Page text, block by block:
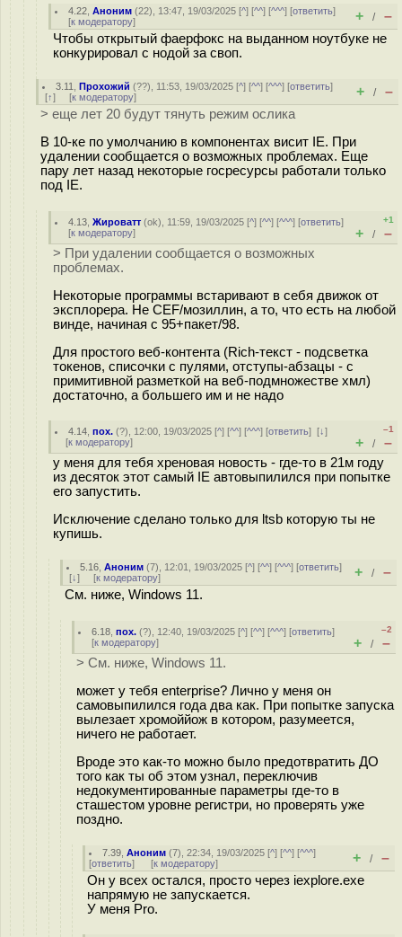
4.22 ,Аноним (22), 13:47, 19/03/2025 [^] [^^] [^^^] [ответить]
[к модератору] + / –
Чтобы открытый фаерфокс на выданном ноутбуке не
конкурировал с нодой за своп.
3.11 ,Прохожий (??), 11:53, 19/03/2025 [^] [^^] [^^^] [ответить]
[↑] [к модератору] + / –
> еще лет 20 будут тянуть режим ослика
В 10-ке по умолчанию в компонентах висит IE. При
удалении сообщается о возможных проблемах. Еще
пару лет назад некоторые госресурсы работали только
под IE.
4.13 ,Жироватт (ok), 11:59, 19/03/2025 [^] [^^] [^^^] [ответить]
[к модератору]
+1
+ / –
> При удалении сообщается о возможных
проблемах.
Некоторые программы встаривают в себя движок от
эксплорера. Не CEF/мозиллин, а то, что есть на любой
винде, начиная с 95+пакет/98.
Для простого веб-контента (Rich-текст - подсветка
токенов, списочки с пулями, отступы-абзацы - с
примитивной разметкой на веб-подмножестве хмл)
достаточно, а большего им и не надо
4.14 ,пох. (?), 12:00, 19/03/2025 [^] [^^] [^^^] [ответить][↓]
[к модератору]
–1
+ / –
у меня для тебя хреновая новость - где-то в 21м году
из десяток этот самый IE автовыпилился при попытке
его запустить.
Исключение сделано только для ltsb которую ты не
купишь.
5.16 ,Аноним (7), 12:01, 19/03/2025 [^] [^^] [^^^] [ответить]
[↓] [к модератору] + / –
См. ниже, Windows 11.
6.18 ,пох. (?), 12:40, 19/03/2025 [^] [^^] [^^^] [ответить]
[к модератору]
–2
+ / –
> См. ниже, Windows 11.
может у тебя enterprise? Лично у меня он
самовыпилился года два как. При попытке запуска
вылезает хромоййож в котором, разумеется,
ничего не работает.
Вроде это как-то можно было предотвратить ДО
того как ты об этом узнал, переключив
недокументированные параметры где-то в
сташестом уровне регистри, но проверять уже
поздно.
7.39 ,Аноним (7), 22:34, 19/03/2025 [^] [^^] [^^^]
[ответить] [к модератору] + / –
Он у всех остался, просто через iexplore.exe
напрямую не запускается.
У меня Pro.